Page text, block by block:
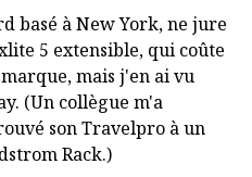
basé à New York, ne jure
5 extensible, qui coûte
mais j'en ai vu
(Un collègue m'a
son Travelpro à un
Rack.)